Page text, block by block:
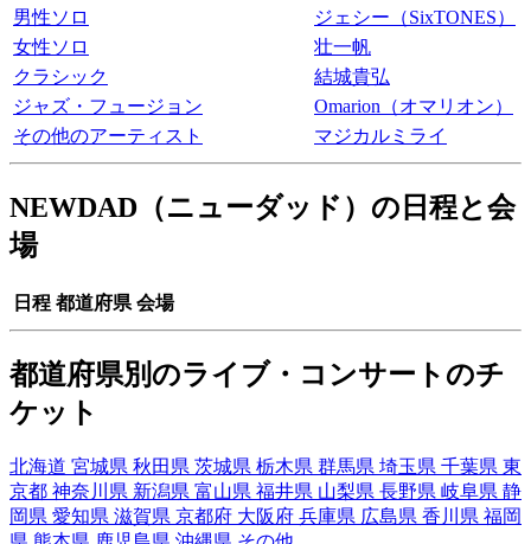
男性ソロ
ジェシー（SixTONES）
女性ソロ
壮一帆
クラシック
結城貴弘
ジャズ・フュージョン
Omarion（オマリオン）
その他のアーティスト
マジカルミライ
NEWDAD（ニューダッド）の日程と会
場
日程 都道府県 会場
都道府県別のライブ・コンサートのチ
ケット
北海道 宮城県 秋田県 茨城県 栃木県 群馬県 埼玉県 千葉県 東
京都 神奈川県 新潟県 富山県 福井県 山梨県 長野県 岐阜県 静
岡県 愛知県 滋賀県 京都府 大阪府 兵庫県 広島県 香川県 福岡